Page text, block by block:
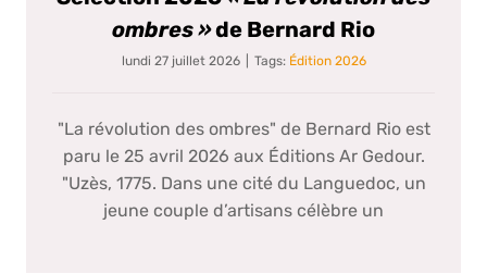
ombres »de Bernard Rio
lundi 27 juillet 2026 Tags: Édition 2026
"La révolution des ombres" de Bernard Rio est
paru le 25 avril 2026 aux Éditions Ar Gedour.
"Uzès, 1775. Dans une cité du Languedoc, un
jeune couple d’artisans célèbre un